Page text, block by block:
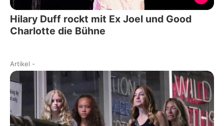
Hilary Duff rockt mit Ex Joel und Good
Charlotte die Bühne
Artikel -